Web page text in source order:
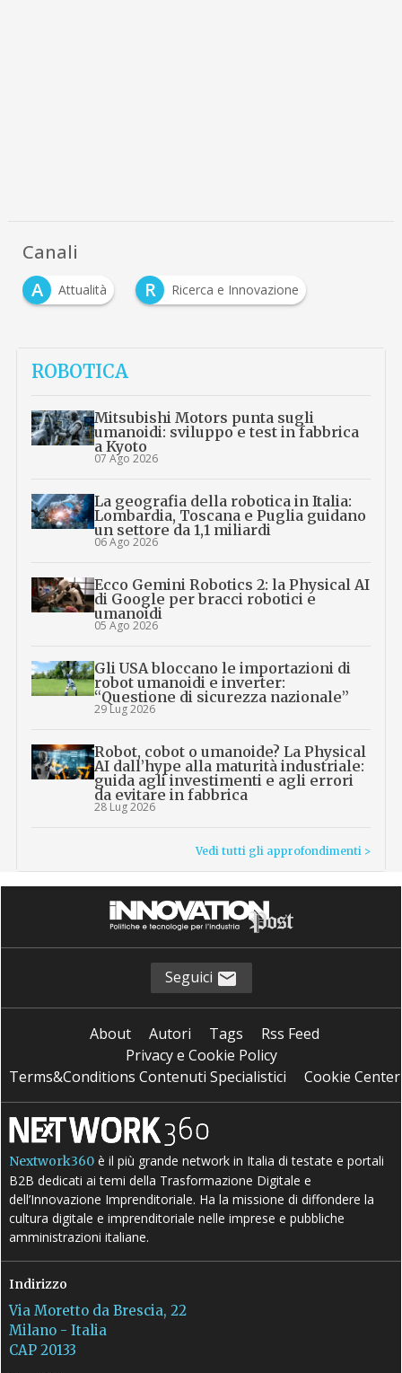
Canali
A
Attualità R Ricerca e Innovazione
ROBOTICA
Mitsubishi Motors punta sugli
umanoidi: sviluppo e test in fabbrica
a Kyoto
07 Ago 2026
La geografia della robotica in Italia:
Lombardia, Toscana e Puglia guidano
un settore da 1,1 miliardi
06 Ago 2026
Ecco Gemini Robotics 2: la Physical AI
di Google per bracci robotici e
umanoidi
05 Ago 2026
Gli USA bloccano le importazioni di
robot umanoidi e inverter:
“Questione di sicurezza nazionale”
29 Lug 2026
Robot, cobot o umanoide? La Physical
AI dall’hype alla maturità industriale:
guida agli investimenti e agli errori
da evitare in fabbrica
28 Lug 2026
Vedi tutti gli approfondimenti >
Seguici
About Autori Tags
Rss Feed
Privacy e Cookie Policy
Terms&Conditions Contenuti Specialistici
Cookie Center
Nextwork360 è il più grande network in Italia di testate e portali
B2B dedicati ai temi della Trasformazione Digitale e
dell’Innovazione Imprenditoriale. Ha la missione di diffondere la
cultura digitale e imprenditoriale nelle imprese e pubbliche
amministrazioni italiane.
Indirizzo
Via Moretto da Brescia, 22
Milano - Italia
CAP 20133